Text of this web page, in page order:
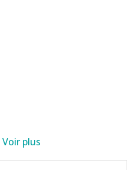
Voir plus